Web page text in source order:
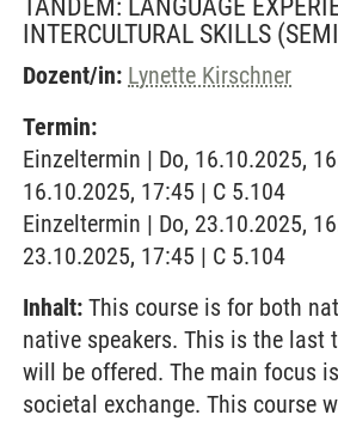
TANDEM: LANGUAGE
INTERCULTURAL SKILLS
Dozent/in: Lynette Kirschner
Termin:
Einzeltermin | Do, 16.10.2025,
16.10.2025, 17:45 | C 5.104
Einzeltermin | Do, 23.10.2025,
23.10.2025, 17:45 | C 5.104
Inhalt: This course is for both
native speakers. This is the last
will be offered. The main focus
societal exchange. This course